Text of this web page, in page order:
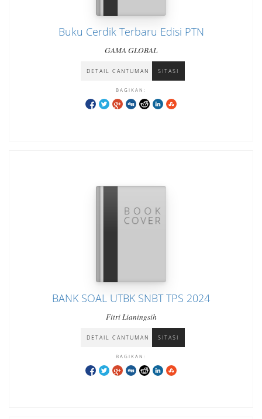
Buku Cerdik Terbaru Edisi PTN
GAMA GLOBAL
DETAIL CANTUMAN SITASI
BAGIKAN:
BANK SOAL UTBK SNBT TPS 2024
Fitri Lianingsih
DETAIL CANTUMAN SITASI
BAGIKAN: